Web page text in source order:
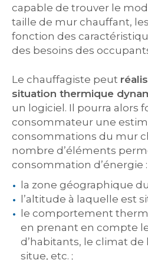
capable de trouver le
taille de mur chauffant,
fonction des
des besoins des
Le chauffagiste peut
situation thermique
un logiciel. Il pourra alors
consommateur une
consommations du mur
nombre d’éléments
consommation d’énergie :
la zone géographique
l’altitude à laquelle est
le comportement
en prenant en compte
d’habitants, le climat de
situe, etc. ;